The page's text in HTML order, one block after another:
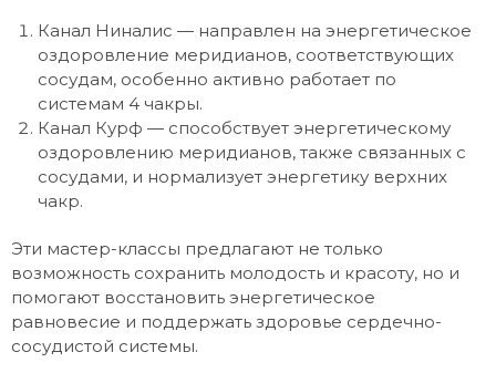
Канал Ниналис — направлен на энергетическое
оздоровление меридианов, соответствующих
сосудам, особенно активно работает по
системам 4 чакры.
Канал Курф — способствует энергетическому
оздоровлению меридианов, также связанных с
сосудами, и нормализует энергетику верхних
чакр.
Эти мастер-классы предлагают не только
возможность сохранить молодость и красоту, но и
помогают восстановить энергетическое
равновесие и поддержать здоровье сердечно-
сосудистой системы.